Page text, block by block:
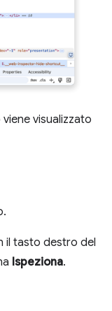
viene visualizzato
il tasto destro del
Ispeziona.